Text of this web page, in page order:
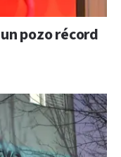
pozo récord